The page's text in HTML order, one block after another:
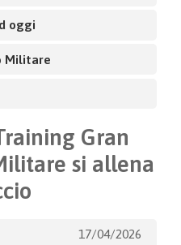
oggi
Militare
Gran
si allena
17/04/2026